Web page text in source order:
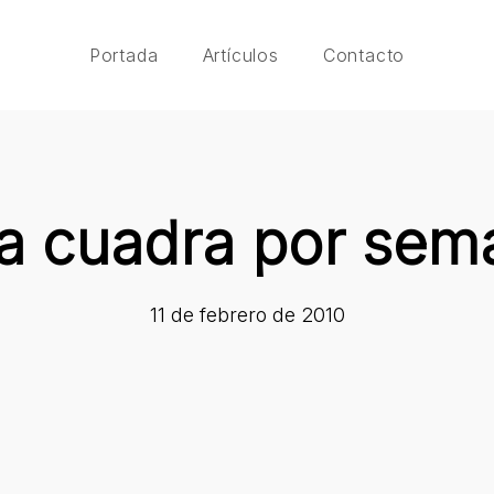
Portada Artículos Contacto
cuadra por
11 de febrero de 2010